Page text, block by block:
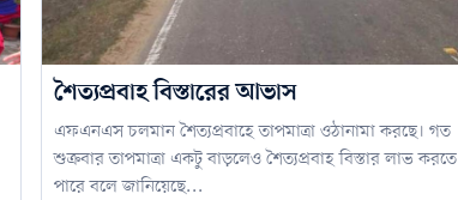
শৈত্যপ্রবাহ বিস্তারের আভাস
এফএনএস চলমান শৈত্যপ্রবাহে তাপমাত্রা ওঠানামা করছে। গত
শুক্রবার তাপমাত্রা একটু বাড়লেও শৈত্যপ্রবাহ বিস্তার লাভ করতে
পারে বলে জানিয়েছে...